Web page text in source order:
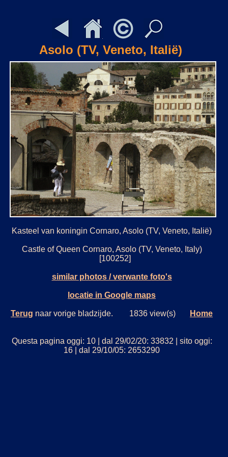
Asolo (TV, Veneto, Italië)
Kasteel van koningin Cornaro, Asolo (TV, Veneto, Italië)
Castle of Queen Cornaro, Asolo (TV, Veneto, Italy)
[100252]
similar photos / verwante foto's
locatie in Google maps
Terug naar vorige bladzijde. 1836 view(s) Home
Questa pagina oggi: 10 | dal 29/02/20: 33832 | sito oggi:
16 | dal 29/10/05: 2653290